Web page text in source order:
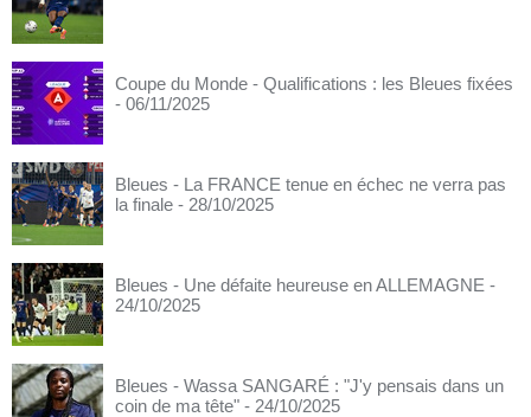
Coupe du Monde - Qualifications : les Bleues fixées
- 06/11/2025
Bleues - La FRANCE tenue en échec ne verra pas
la finale - 28/10/2025
Bleues - Une défaite heureuse en ALLEMAGNE -
24/10/2025
Bleues - Wassa SANGARÉ : "J'y pensais dans un
coin de ma tête" - 24/10/2025